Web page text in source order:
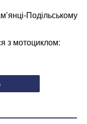
Подільському
з мотоциклом: